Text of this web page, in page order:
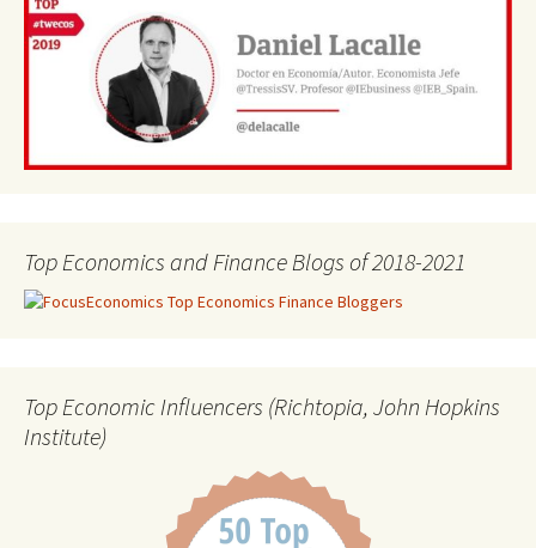
Top Economics and Finance Blogs of 2018-2021
Top Economic Influencers (Richtopia, John Hopkins
Institute)